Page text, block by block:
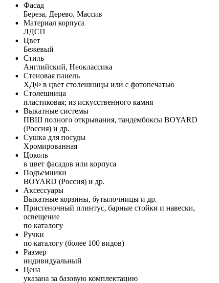
Фасад
Береза, Дерево, Массив
Материал корпуса
ЛДСП
Цвет
Бежевый
Стиль
Английский, Неоклассика
Стеновая панель
ХДФ в цвет столешницы или с фотопечатью
Столешница
пластиковая; из искусственного камня
Выкатные системы
ПВШ полного открывания, тандембоксы BOYARD
(Россия) и др.
Сушка для посуды
Хромированная
Цоколь
в цвет фасадов или корпуса
Подъемники
BOYARD (Россия) и др.
Аксессуары
Выкатные корзины, бутылочницы и др.
Пристеночный плинтус, барные стойки и навески,
освещение
по каталогу
Ручки
по каталогу (более 100 видов)
Размер
индивидуальный
Цена
указана за базовую комплектацию